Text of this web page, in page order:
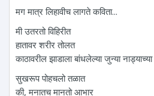
मग मात्र लिहावीच लागते कविता...
मी उतरतो विहिरीत
हातावर शरीर तोलत
काठावरील झाडाला बांधलेल्या जुन्या
सुखरूप पोहचलो तळात
की, मनातच मानतो आभार